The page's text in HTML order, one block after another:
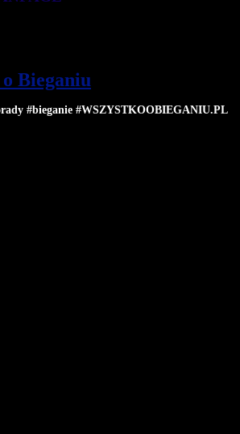
Bieganiu
#bieganie #WSZYSTKOOBIEGANIU.PL